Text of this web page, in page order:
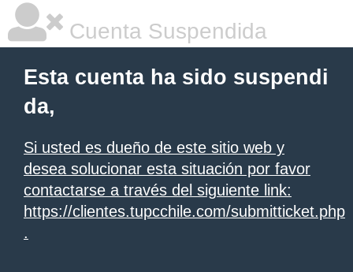
Cuenta Suspendida
Esta cuenta ha sido suspendi
da,
Si usted es dueño de este sitio web y
desea solucionar esta situación por favor
contactarse a través del siguiente link:
https://clientes.tupcchile.com/submitticket.php
.